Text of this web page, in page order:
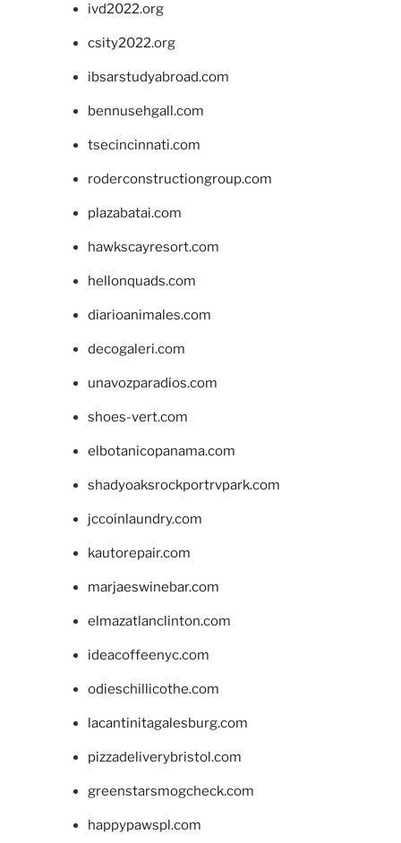
ivd2022.org
csity2022.org
ibsarstudyabroad.com
bennusehgall.com
tsecincinnati.com
roderconstructiongroup.com
plazabatai.com
hawkscayresort.com
hellonquads.com
diarioanimales.com
decogaleri.com
unavozparadios.com
shoes-vert.com
elbotanicopanama.com
shadyoaksrockportrvpark.com
jccoinlaundry.com
kautorepair.com
marjaeswinebar.com
elmazatlanclinton.com
ideacoffeenyc.com
odieschillicothe.com
lacantinitagalesburg.com
pizzadeliverybristol.com
greenstarsmogcheck.com
happypawspl.com